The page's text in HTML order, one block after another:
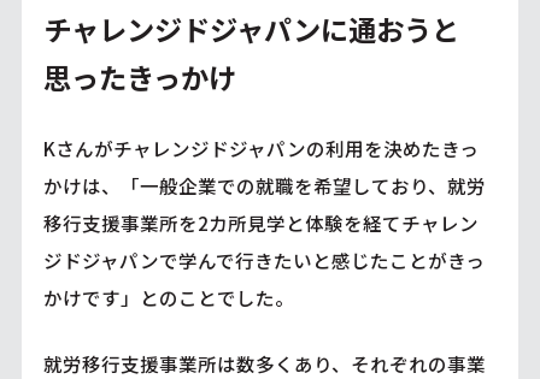
チャレンジドジャパンに通おうと
思ったきっかけ
Kさんがチャレンジドジャパンの利用を決めたきっ
かけは、「一般企業での就職を希望しており、就労
移行支援事業所を2カ所見学と体験を経てチャレン
ジドジャパンで学んで行きたいと感じたことがきっ
かけです」とのことでした。
就労移行支援事業所は数多くあり、それぞれの事業